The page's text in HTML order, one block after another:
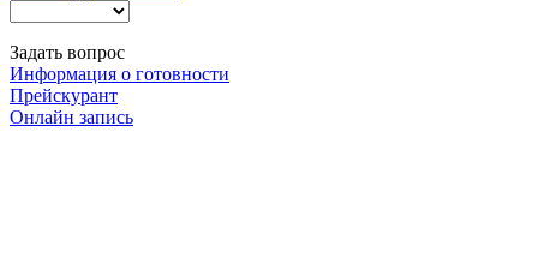
Задать вопрос
Информация о готовности
Прейскурант
Онлайн запись